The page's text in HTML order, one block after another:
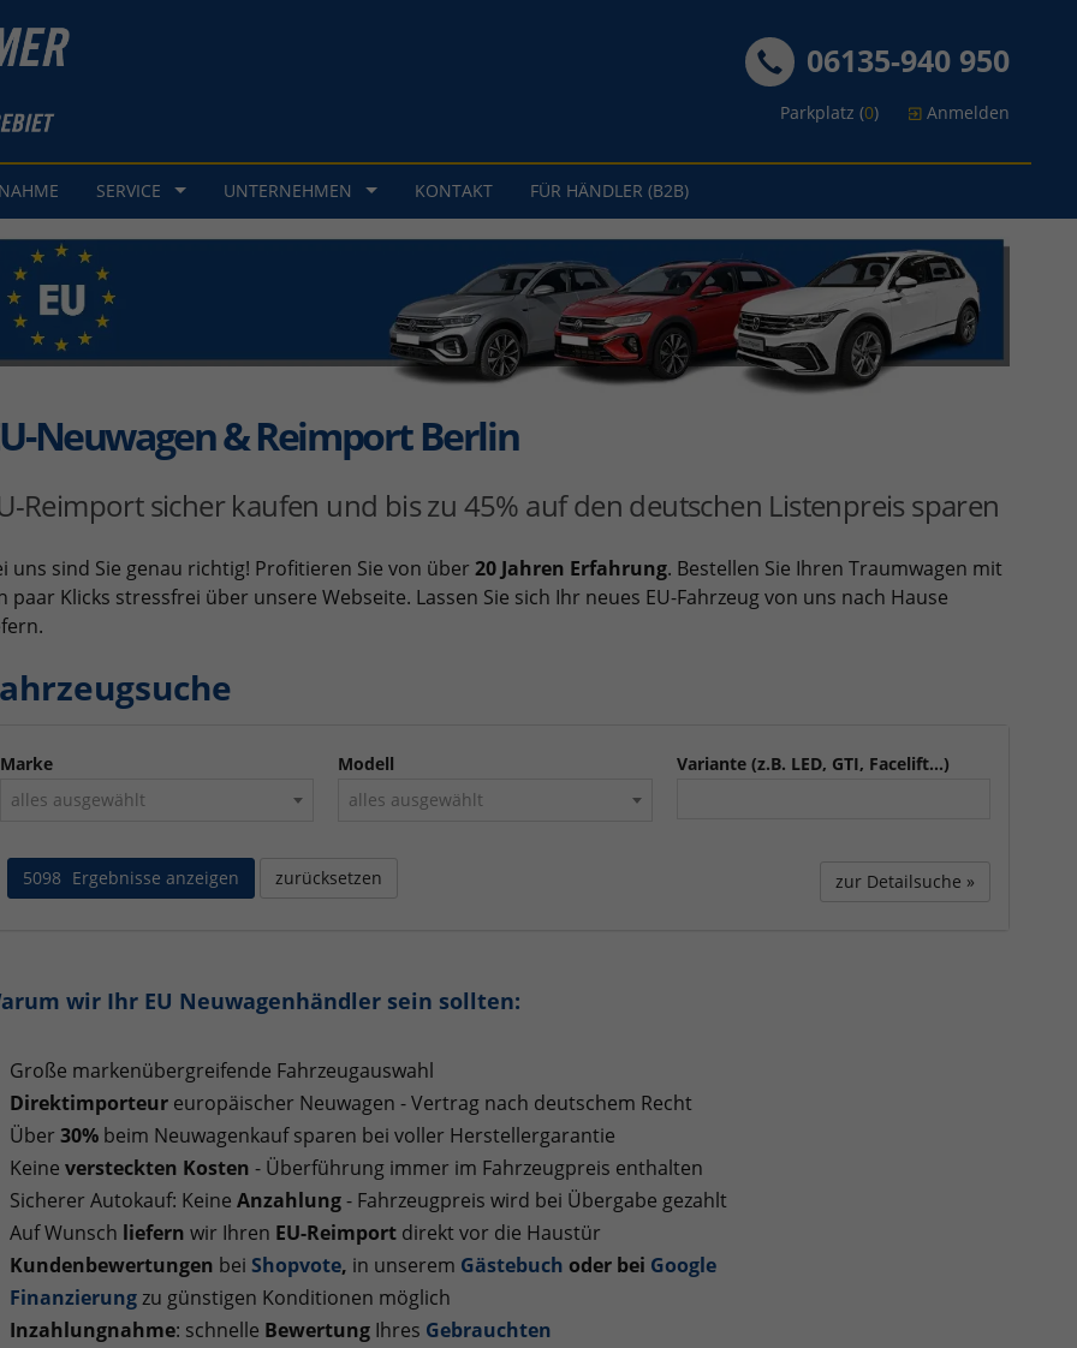
06135-940 950
Parkplatz (0) Anmelden
SERVICE UNTERNEHMEN KONTAKT FÜR HÄNDLER (B2B)
Neuwagen & Reimport Berlin
Reimport sicher kaufen und bis zu 45% auf den deutschen Listenpreis sparen
uns sind Sie genau richtig! Profitieren Sie von über 20 Jahren Erfahrung. Bestellen Sie Ihren Traumwagen mit
paar Klicks stressfrei über unsere Webseite. Lassen Sie sich Ihr neues EU-Fahrzeug von uns nach Hause
Marke
alles ausgewählt
Modell
alles ausgewählt
Variante (z.B. LED, GTI, Facelift...)
5098 Ergebnisse anzeigen zurücksetzen zur Detailsuche »
wir Ihr EU Neuwagenhändler sein sollten:
Große markenübergreifende Fahrzeugauswahl
Direktimporteureuropäischer Neuwagen - Vertrag nach deutschem Recht
Über 30%beim Neuwagenkauf sparen bei voller Herstellergarantie
Keine versteckten Kosten - Überführung immer im Fahrzeugpreis enthalten
Sicherer Autokauf: Keine Anzahlung- Fahrzeugpreis wird bei Übergabe gezahlt
Auf Wunsch liefern wir Ihren EU-Reimportdirekt vor die Haustür
Kundenbewertungen bei Shopvote, in unserem Gästebuch oder bei Google
Finanzierungzu günstigen Konditionen möglich
Inzahlungnahme: schnelle BewertungIhres Gebrauchten